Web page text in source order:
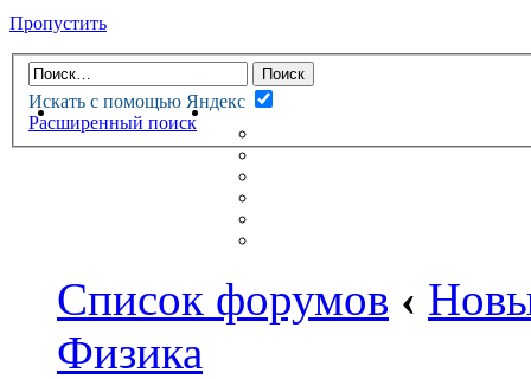
Пропустить
Искать с помощью Яндекс
Расширенный поиск
НОВАЯ ТЕОРИЯФОРУМ
НЕПРОЧИТАННЫЕ
Список форумов ‹
Физика